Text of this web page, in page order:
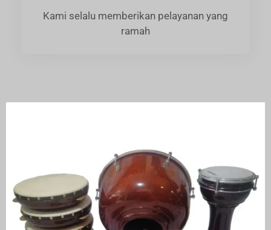
Kami selalu memberikan pelayanan yang
ramah